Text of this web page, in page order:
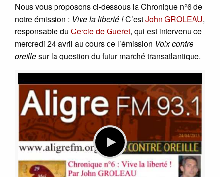
Nous vous proposons ci-dessous la Chronique n°6 de
notre émission : Vive la liberté !C’estJohn GROLEAU,
responsable du Cercle de Guéret, qui est intervenu ce
mercredi 24 avril au cours de l’émission Voix contre
oreillesur la question du futur marché transatlantique.